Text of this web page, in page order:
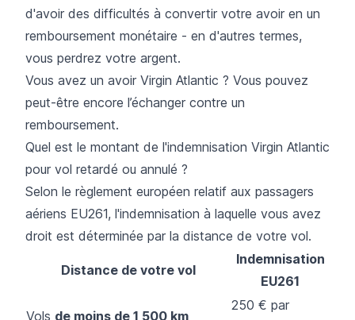
d'avoir des difficultés à convertir votre avoir en un
remboursement monétaire - en d'autres termes,
vous perdrez votre argent.
Vous avez un avoir Virgin Atlantic ? Vous pouvez
peut-être encore l’échanger contre un
remboursement.
Quel est le montant de l'indemnisation Virgin Atlantic
pour vol retardé ou annulé ?
Selon le règlement européen relatif aux passagers
aériens EU261, l'indemnisation à laquelle vous avez
droit est déterminée par la distance de votre vol.
Distance de votre vol
Indemnisation
EU261
Vols de moins de 1 500 km
250 € par